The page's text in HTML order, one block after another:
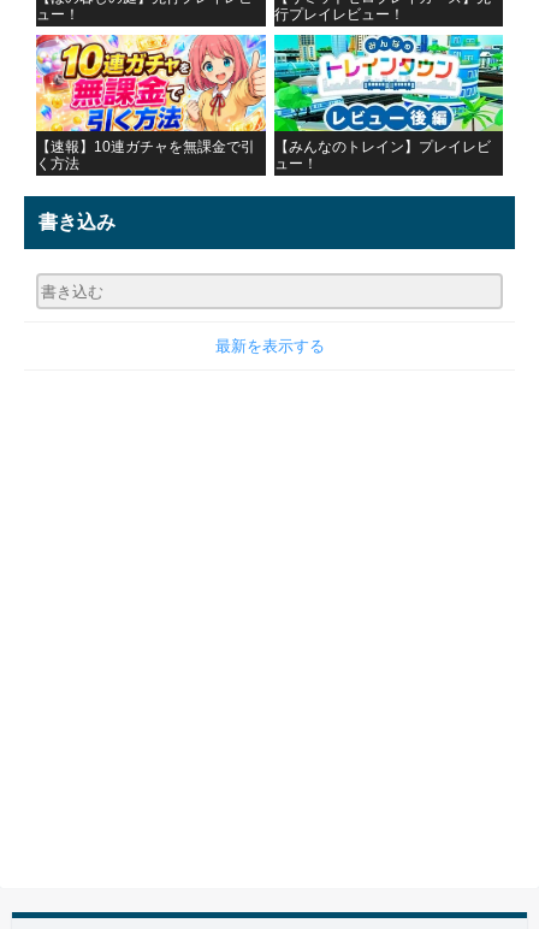
ュー！
行プレイレビュー！
【速報】10連ガチャを無課金で引
く方法
【みんなのトレイン】プレイレビ
ュー！
書き込み
最新を表示する